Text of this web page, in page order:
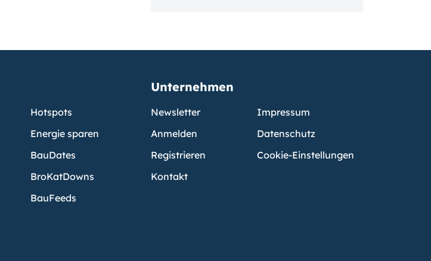
Hotspots
Energie sparen
BauDates
BroKatDowns
BauFeeds
Unternehmen
Newsletter
Anmelden
Registrieren
Kontakt
Impressum
Datenschutz
Cookie-Einstellungen